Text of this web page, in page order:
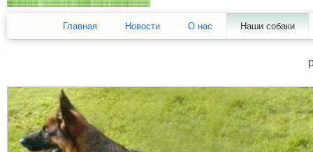
Главная Новости О нас Наши собаки